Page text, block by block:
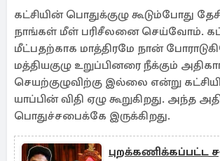
கட்சியின் பொதுக்குழு கூடும்போது
நாங்கள் மீள் பரிசீலனை செய்வோம்.
மீட்பதற்காக மாத்திரமே நான்
மத்தியகுழு உறுப்பினரை நீக்கும்
செயற்குழுவிற்கு இல்லை என்று
யாப்பின் விதி ஏழு கூறுகிறது. அந்த
பொதுச்சபைக்கே இருக்கிறது.
புறக்கணிக்கப்பட்ட